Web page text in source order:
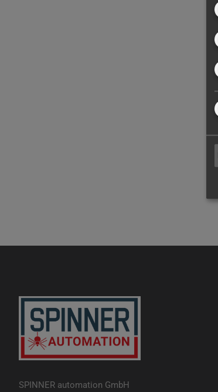
SPINNER automation GmbH